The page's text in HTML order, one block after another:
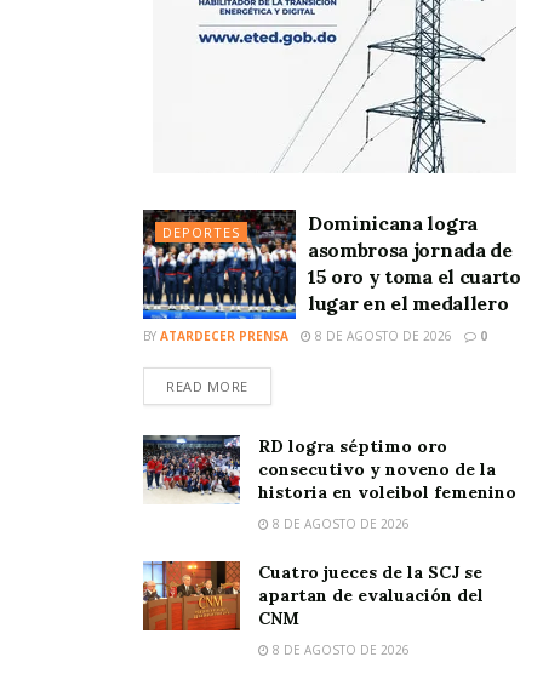
DEPORTES
Dominicana logra
asombrosa jornada de
15 oro y toma el cuarto
lugar en el medallero
BY ATARDECER PRENSA 8 DE AGOSTO DE 2026 0
READ MORE
RD logra séptimo oro
consecutivo y noveno de la
historia en voleibol femenino
8 DE AGOSTO DE 2026
Cuatro jueces de la SCJ se
apartan de evaluación del
CNM
8 DE AGOSTO DE 2026